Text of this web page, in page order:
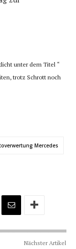
unter dem Titel “
trotz Schrott noch
Mercedes
Nächster Artikel